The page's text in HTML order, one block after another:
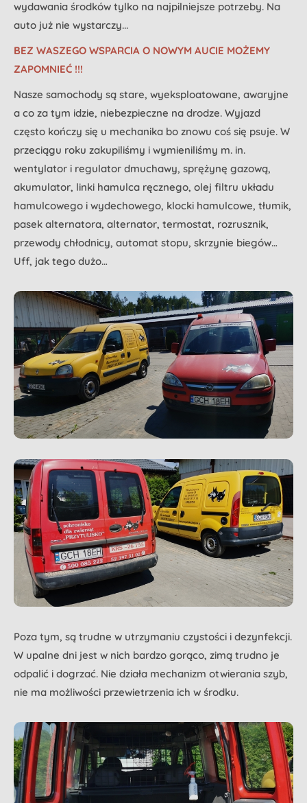
wydawania środków tylko na najpilniejsze potrzeby. Na
auto już nie wystarczy...
BEZ WASZEGO WSPARCIA O NOWYM AUCIE MOŻEMY
ZAPOMNIEĆ !!!
Nasze samochody są stare, wyeksploatowane, awaryjne
a co za tym idzie, niebezpieczne na drodze. Wyjazd
często kończy się u mechanika bo znowu coś się psuje. W
przeciągu roku zakupiliśmy i wymieniliśmy m. in.
wentylator i regulator dmuchawy, sprężynę gazową,
akumulator, linki hamulca ręcznego, olej filtru układu
hamulcowego i wydechowego, klocki hamulcowe, tłumik,
pasek alternatora, alternator, termostat, rozrusznik,
przewody chłodnicy, automat stopu, skrzynie biegów…
Uff, jak tego dużo…
Poza tym, są trudne w utrzymaniu czystości i dezynfekcji.
W upalne dni jest w nich bardzo gorąco, zimą trudno je
odpalić i dogrzać. Nie działa mechanizm otwierania szyb,
nie ma możliwości przewietrzenia ich w środku.